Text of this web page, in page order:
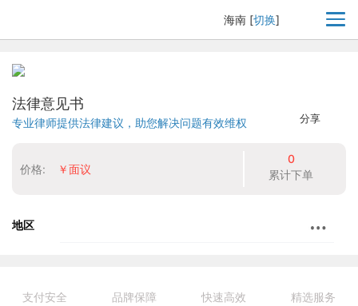
海南 [切换]
分享
法律意见书
专业律师提供法律建议，助您解决问题有效维权
价格: ￥面议
0
累计下单
地区
支付安全 品牌保障 快速高效 精选服务